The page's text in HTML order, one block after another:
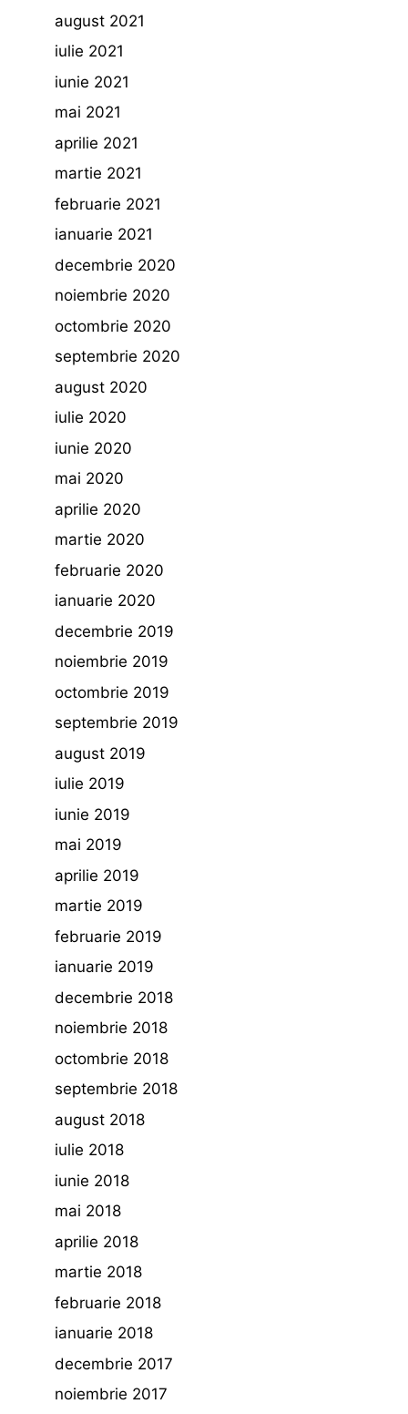
august 2021
iulie 2021
iunie 2021
mai 2021
aprilie 2021
martie 2021
februarie 2021
ianuarie 2021
decembrie 2020
noiembrie 2020
octombrie 2020
septembrie 2020
august 2020
iulie 2020
iunie 2020
mai 2020
aprilie 2020
martie 2020
februarie 2020
ianuarie 2020
decembrie 2019
noiembrie 2019
octombrie 2019
septembrie 2019
august 2019
iulie 2019
iunie 2019
mai 2019
aprilie 2019
martie 2019
februarie 2019
ianuarie 2019
decembrie 2018
noiembrie 2018
octombrie 2018
septembrie 2018
august 2018
iulie 2018
iunie 2018
mai 2018
aprilie 2018
martie 2018
februarie 2018
ianuarie 2018
decembrie 2017
noiembrie 2017